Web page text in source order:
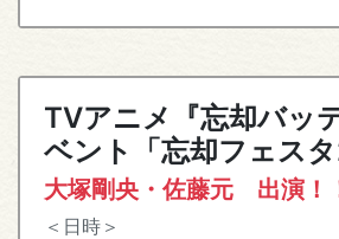
TVアニメ『忘却バッ
ベント「忘却フェスタ
大塚剛央・佐藤元 出演！
＜日時＞